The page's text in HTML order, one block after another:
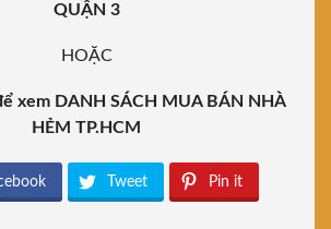
QUẬN 3
HOẶC
xem DANH SÁCH MUA BÁN NHÀ
HẺM TP.HCM
Tweet Pin it